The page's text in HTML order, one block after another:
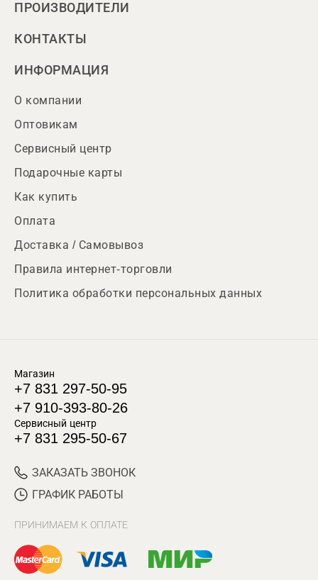
ПРОИЗВОДИТЕЛИ
КОНТАКТЫ
ИНФОРМАЦИЯ
О компании
Оптовикам
Сервисный центр
Подарочные карты
Как купить
Оплата
Доставка / Самовывоз
Правила интернет-торговли
Политика обработки персональных данных
Магазин
+7 831 297-50-95
+7 910-393-80-26
Сервисный центр
+7 831 295-50-67
ЗАКАЗАТЬ ЗВОНОК
ГРАФИК РАБОТЫ
ПРИНИМАЕМ К ОПЛАТЕ